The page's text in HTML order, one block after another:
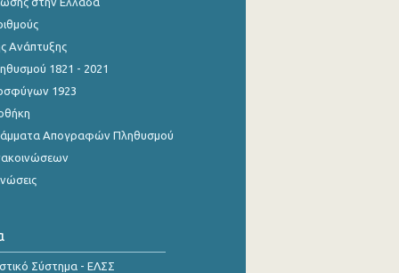
Ανάπτυξης
1821 - 2021
1923
Απογραφών Πληθυσμού
Σύστημα - ΕΛΣΣ